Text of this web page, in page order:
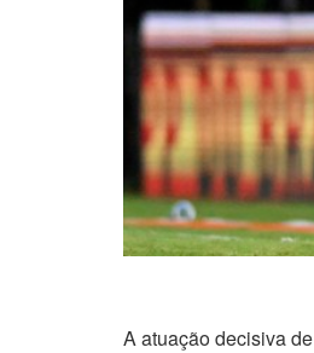
A atuação decisiva de